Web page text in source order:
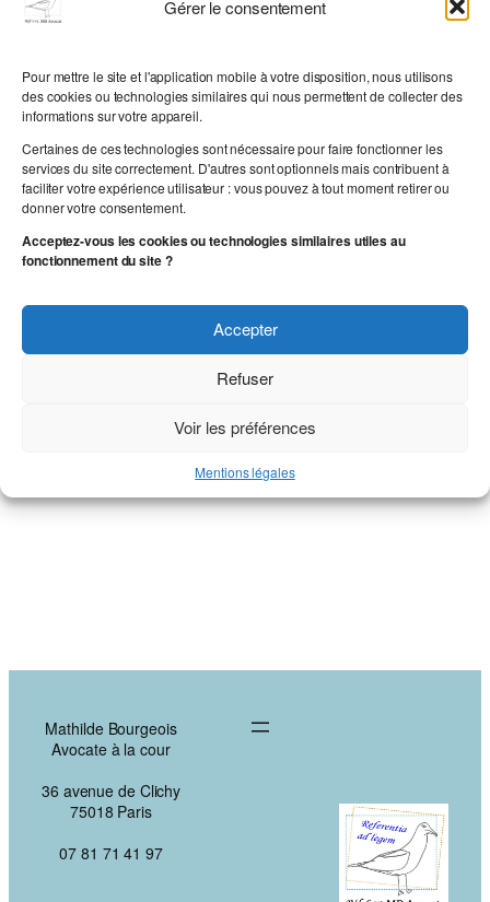
Gérer le consentement
Pour mettre le site et l'application mobile à votre disposition, nous utilisons
des cookies ou technologies similaires qui nous permettent de collecter des
informations sur votre appareil.
Certaines de ces technologies sont nécessaire pour faire fonctionner les
services du site correctement. D'autres sont optionnels mais contribuent à
faciliter votre expérience utilisateur : vous pouvez à tout moment retirer ou
donner votre consentement.
Acceptez-vous les cookies ou technologies similaires utiles au
fonctionnement du site ?
Accepter
Refuser
Voir les préférences
Mentions légales
14h00 à 19h00
Pour réinitialiser votre mot de passe, veuillez
saisir votre adresse de messagerie ou votre
identifiant ci-dessous.
Mathilde Bourgeois
Avocate à la cour
36 avenue de Clichy
75018 Paris
07 81 71 41 97